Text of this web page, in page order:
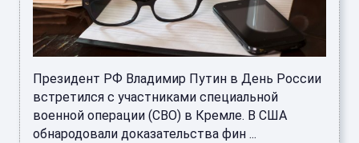
Президент РФ Владимир Путин в День России
встретился с участниками специальной
военной операции (СВО) в Кремле. В США
обнародовали доказательства фин ...